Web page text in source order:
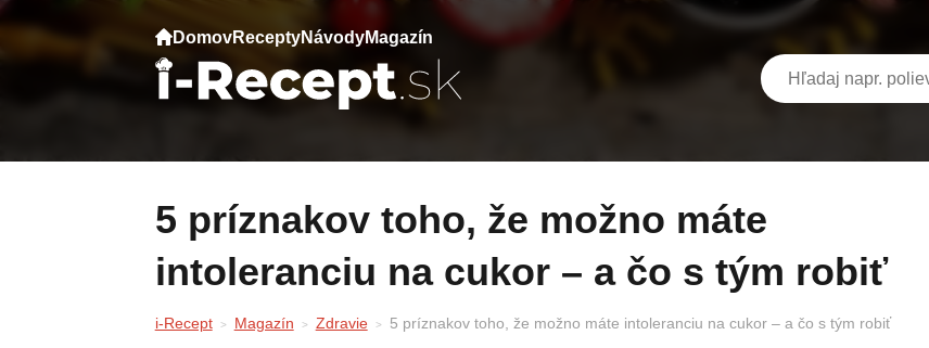
DomovReceptyNávodyMagazín
5 príznakov toho, že možno máte
intoleranciu na cukor – a čo s tým robiť
i-Recept Magazín Zdravie 5 príznakov toho, že možno máte intoleranciu na cukor – a čo s tým robiť